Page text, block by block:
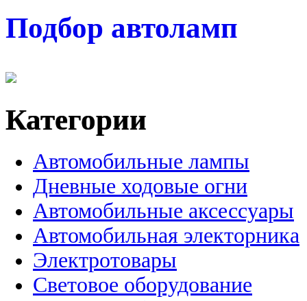
Подбор автоламп
Категории
Автомобильные лампы
Дневные ходовые огни
Автомобильные аксессуары
Автомобильная электорника
Электротовары
Световое оборудование